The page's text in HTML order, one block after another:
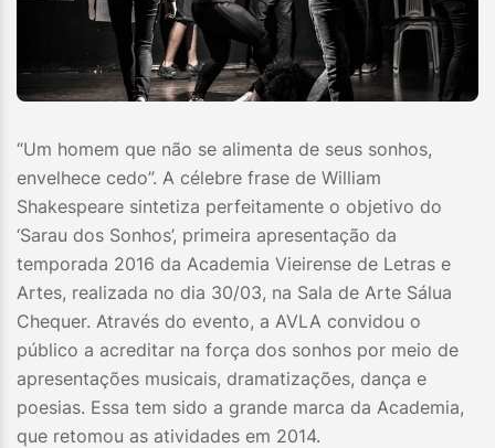
“Um homem que não se alimenta de seus sonhos,
envelhece cedo”. A célebre frase de William
Shakespeare sintetiza perfeitamente o objetivo do
‘Sarau dos Sonhos’, primeira apresentação da
temporada 2016 da Academia Vieirense de Letras e
Artes, realizada no dia 30/03, na Sala de Arte Sálua
Chequer. Através do evento, a AVLA convidou o
público a acreditar na força dos sonhos por meio de
apresentações musicais, dramatizações, dança e
poesias. Essa tem sido a grande marca da Academia,
que retomou as atividades em 2014.